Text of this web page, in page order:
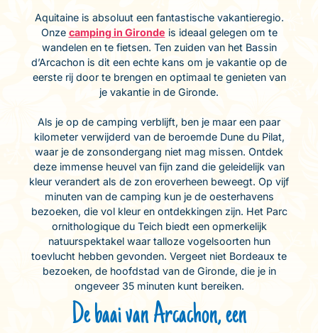
Aquitaine is absoluut een fantastische vakantieregio.
Onze camping in Gironde is ideaal gelegen om te
wandelen en te fietsen. Ten zuiden van het Bassin
d’Arcachon is dit een echte kans om je vakantie op de
eerste rij door te brengen en optimaal te genieten van
je vakantie in de Gironde.
Als je op de camping verblijft, ben je maar een paar
kilometer verwijderd van de beroemde Dune du Pilat,
waar je de zonsondergang niet mag missen. Ontdek
deze immense heuvel van fijn zand die geleidelijk van
kleur verandert als de zon eroverheen beweegt. Op vijf
minuten van de camping kun je de oesterhavens
bezoeken, die vol kleur en ontdekkingen zijn. Het Parc
ornithologique du Teich biedt een opmerkelijk
natuurspektakel waar talloze vogelsoorten hun
toevlucht hebben gevonden. Vergeet niet Bordeaux te
bezoeken, de hoofdstad van de Gironde, die je in
ongeveer 35 minuten kunt bereiken.
De baai van Arcachon, een